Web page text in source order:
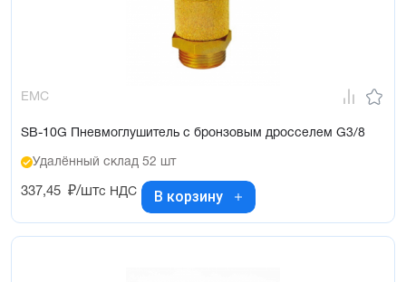
EMC
SB-10G Пневмоглушитель с бронзовым дросселем G3/8
Удалённый склад 52 шт
337,45 ₽/штс НДС В корзину